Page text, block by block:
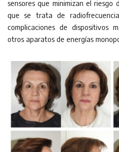
sensores que minimizan el riesgo
que se trata de
complicaciones de dispositivos
otros aparatos de energías